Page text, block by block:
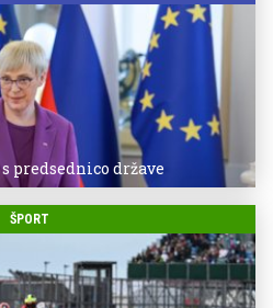
predsednico države
ŠPORT